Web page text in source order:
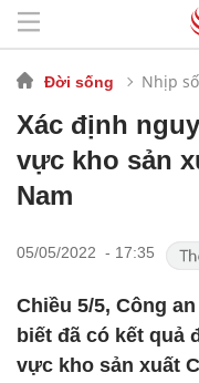
Đời sống Nhịp
Xác định
vực kho sản
Nam
05/05/2022 - 17:35
Chiều 5/5, Công
biết đã có kết quả
vực kho sản xuất